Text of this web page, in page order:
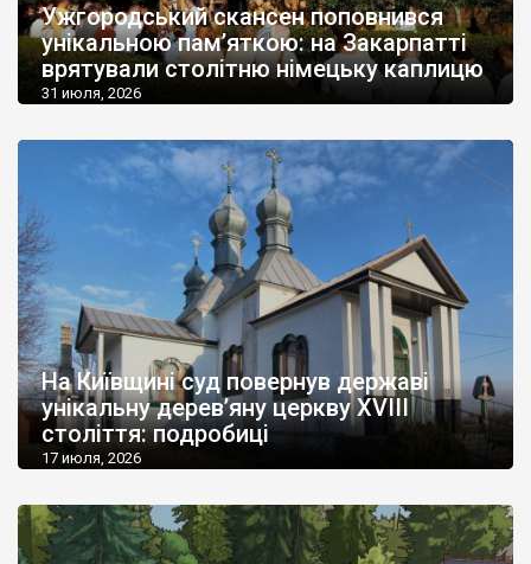
Ужгородський скансен поповнився
унікальною пам’яткою: на Закарпатті
врятували столітню німецьку каплицю
31 июля, 2026
На Київщині суд повернув державі
унікальну дерев’яну церкву XVIII
століття: подробиці
17 июля, 2026